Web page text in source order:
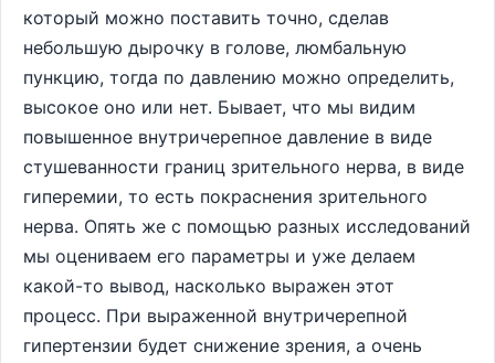
который можно поставить точно, сделав
небольшую дырочку в голове, люмбальную
пункцию, тогда по давлению можно определить,
высокое оно или нет. Бывает, что мы видим
повышенное внутричерепное давление в виде
стушеванности границ зрительного нерва, в виде
гиперемии, то есть покраснения зрительного
нерва. Опять же с помощью разных исследований
мы оцениваем его параметры и уже делаем
какой-то вывод, насколько выражен этот
процесс. При выраженной внутричерепной
гипертензии будет снижение зрения, а очень